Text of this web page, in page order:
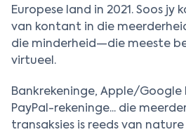
Europese land in 2021. Soos jy
van kontant in die
die minderheid—die meeste
virtueel.
Bankrekeninge, Apple/Google
PayPal-rekeninge... die
transaksies is reeds van